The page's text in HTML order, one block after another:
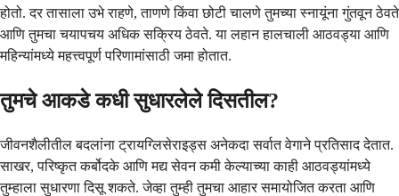
होतो. दर तासाला उभे राहणे, ताणणे किंवा छोटी चालणे तुमच्या स्नायूंना गुंतवून ठेवते
आणि तुमचा चयापचय अधिक सक्रिय ठेवते. या लहान हालचाली आठवड्या आणि
महिन्यांमध्ये महत्त्वपूर्ण परिणामांसाठी जमा होतात.
तुमचे आकडे कधी सुधारलेले दिसतील?
जीवनशैलीतील बदलांना ट्रायग्लिसेराइड्स अनेकदा सर्वात वेगाने प्रतिसाद देतात.
साखर, परिष्कृत कर्बोदके आणि मद्य सेवन कमी केल्याच्या काही आठवड्यांमध्ये
तुम्हाला सुधारणा दिसू शकते. जेव्हा तुम्ही तुमचा आहार समायोजित करता आणि